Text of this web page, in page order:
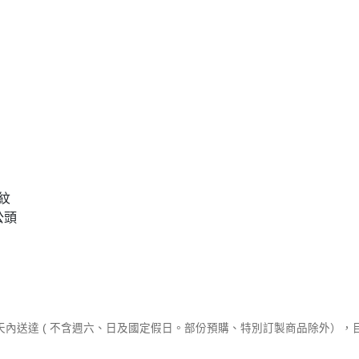
頭
送達 ( 不含週六、日及國定假日。部份預購、特別訂製商品除外），